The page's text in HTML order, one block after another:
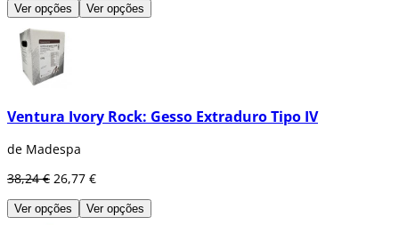
Ver opções Ver opções
Ventura Ivory Rock: Gesso Extraduro Tipo IV
de Madespa
38,24 € 26,77 €
Ver opções Ver opções